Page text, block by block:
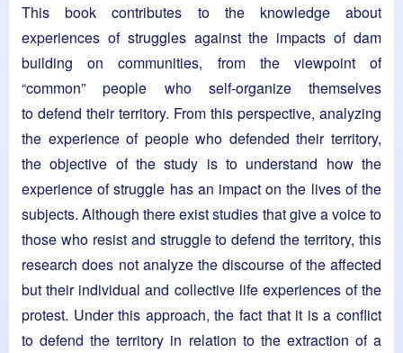
This book contributes to the knowledge about
experiences of struggles against the impacts of dam
building on communities, from the viewpoint of
“common” people who self-organize themselves
to defend their territory. From this perspective, analyzing
the experience of people who defended their territory,
the objective of the study is to understand how the
experience of struggle has an impact on the lives of the
subjects. Although there exist studies that give a voice to
those who resist and struggle to defend the territory, this
research does not analyze the discourse of the affected
but their individual and collective life experiences of the
protest. Under this approach, the fact that it is a conflict
to defend the territory in relation to the extraction of a